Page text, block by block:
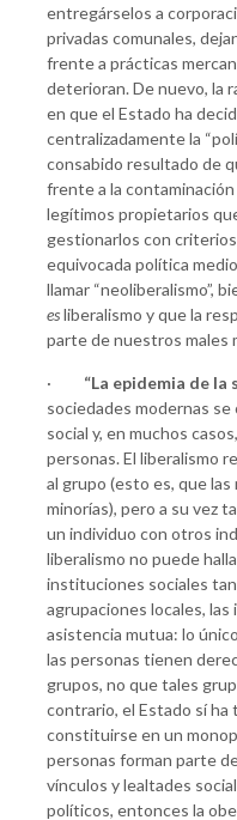
entregárselos a
privadas comunales,
frente a prácticas
deterioran. De nuevo, la
en que el Estado ha
centralizadamente la
consabido resultado de
frente a la
legítimos propietarios
gestionarlos con
equivocada política
llamar “neoliberalismo”,
esliberalismo y que la
parte de nuestros males
· “La epidemia de la
sociedades modernas
social y, en muchos
personas. El liberalismo
al grupo (esto es, que las
minorías), pero a su vez
un individuo con otros
liberalismo no puede
instituciones sociales tan
agrupaciones locales, las
asistencia mutua: lo
las personas tienen
grupos, no que tales
contrario, el Estado sí
constituirse en un
personas forman parte
vínculos y lealtades
políticos, entonces la